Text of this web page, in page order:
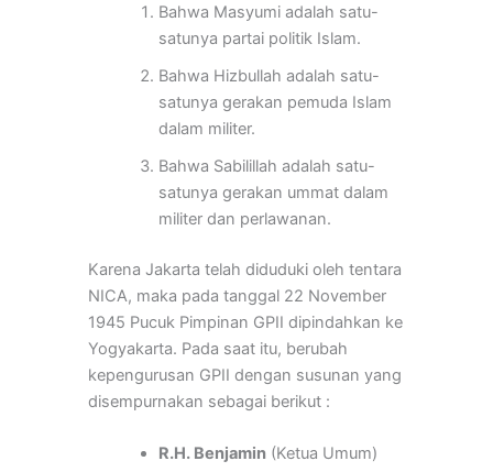
Bahwa Masyumi adalah satu-
satunya partai politik Islam.
Bahwa Hizbullah adalah satu-
satunya gerakan pemuda Islam
dalam militer.
Bahwa Sabilillah adalah satu-
satunya gerakan ummat dalam
militer dan perlawanan.
Karena Jakarta telah diduduki oleh tentara
NICA, maka pada tanggal 22 November
1945 Pucuk Pimpinan GPII dipindahkan ke
Yogyakarta. Pada saat itu, berubah
kepengurusan GPII dengan susunan yang
disempurnakan sebagai berikut :
R.H. Benjamin(Ketua Umum)